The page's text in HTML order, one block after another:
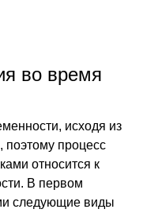
во время
исходя из
поэтому процесс
относится к
В первом
следующие виды